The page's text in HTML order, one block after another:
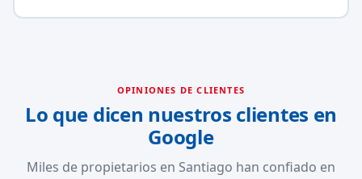
OPINIONES DE CLIENTES
Lo que dicen nuestros clientes en
Google
Miles de propietarios en Santiago han confiado en